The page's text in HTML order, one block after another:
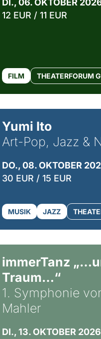
DI., 06. OKTOBER
12 EUR / 11 EUR
FILM THEATERFORUM
Yumi Ito
Art-Pop, Jazz &
DO., 08. OKTOBER
30 EUR / 15 EUR
MUSIK JAZZ
immerTanz
Traum…“
1. Symphonie
Mahler
DI., 13. OKTOBER 2026